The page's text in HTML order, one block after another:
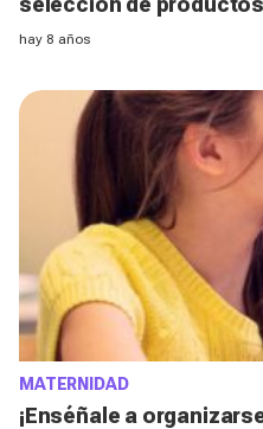
Friday 2019
hay 8 años
MATERNIDAD
¡Enséñale a